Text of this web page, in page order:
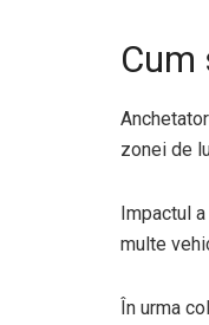
Cum
zonei de
Impactul
multe
În urma